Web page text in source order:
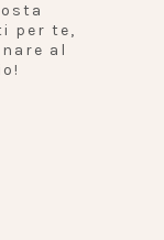
per te,
al